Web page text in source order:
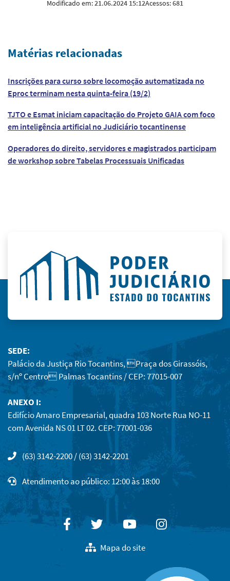
Modificado em:21.06.2024 15:12Acessos:681
Matérias relacionadas
Inscrições para curso sobre locomoção automatizada no
Eproc terminam nesta quinta-feira (19/2)
TJTO e Esmat iniciam capacitação do Projeto GAIA com foco
em inteligência artificial no Judiciário tocantinense
Operadores do direito, servidores e magistrados participam
de workshop sobre Tabelas Processuais Unificadas
SEDE:
Palácio da Justiça Rio Tocantins, Praça dos Girassóis,
s/nº Centro Palmas Tocantins / CEP: 77015-007
ANEXO I:
Edifício Amaro Empresarial, quadra 103 Norte Rua NO-11
com Avenida NS 01 LT 02. CEP: 77001-036
(63) 3142-2200 / (63) 3142-2201
Atendimento ao público: 12:00 às 18:00
FacebookTwitterYoutubeInstagram
Mapa do site